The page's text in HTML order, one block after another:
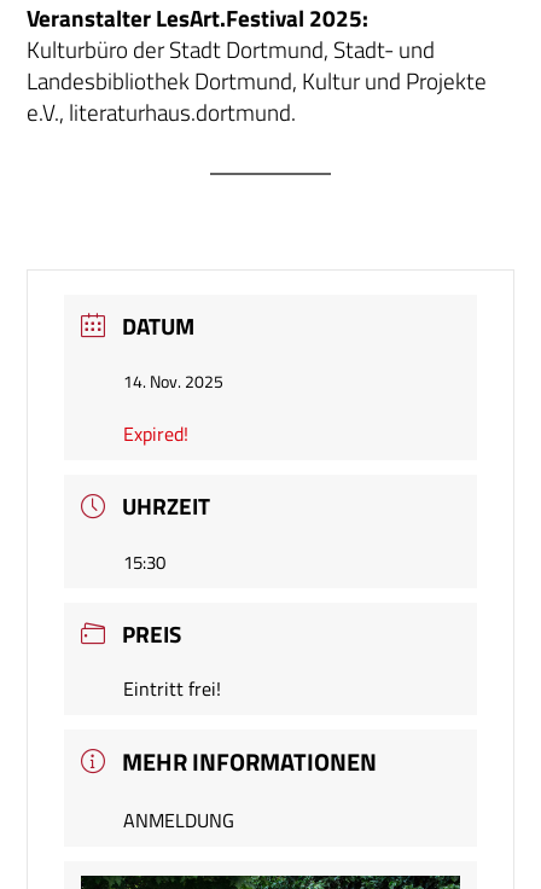
Veranstalter LesArt.Festival 2025:
Kulturbüro der Stadt Dortmund, Stadt- und
Landesbibliothek Dortmund, Kultur und Projekte
e.V., literaturhaus.dortmund.
DATUM
14. Nov. 2025
Expired!
UHRZEIT
15:30
PREIS
Eintritt frei!
MEHR INFORMATIONEN
ANMELDUNG